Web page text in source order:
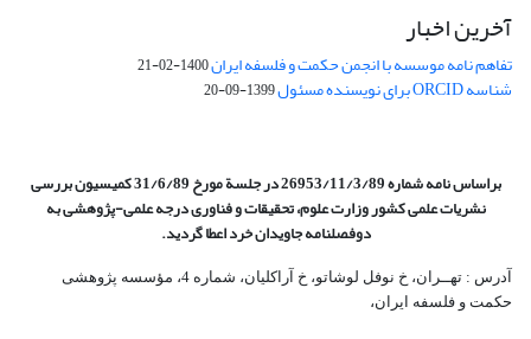
آخرین اخبار
تفاهم نامه موسسه با انجمن حکمت و فلسفه ایران1400-02-21
شناسه ORCID برای نویسنده مسئول 1399-09-20
براساس نامه شماره 26953/11/3/89 در جلسة مورخ 31/6/89 کمیسیون
بررسی
نشریات علمی کشور وزارت علوم، تحقیقات و فناوری درجه علمی‌-پژوهشیبه
دوفصلنامه جاویدان خرد اعطا گردید.
آدرس : تهــران، خ نوفل لوشاتو، خ آراکلیان، شماره 4،‌ مؤسسه پژوهشی
حکمت و فلسفه ایران،‌